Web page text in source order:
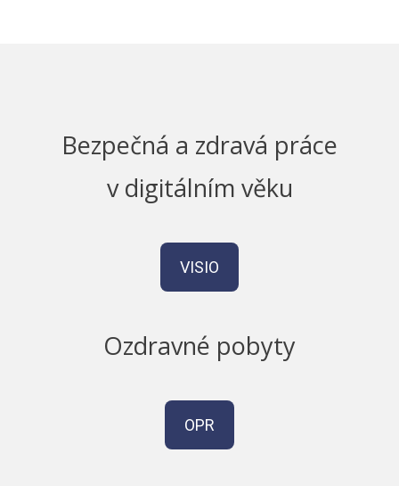
Bezpečná a zdravá práce
v digitálním věku
VISIO
Ozdravné pobyty
OPR